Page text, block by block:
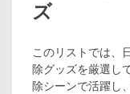
ズ
このリストでは、
除グッズを厳選し
除シーンで活躍し